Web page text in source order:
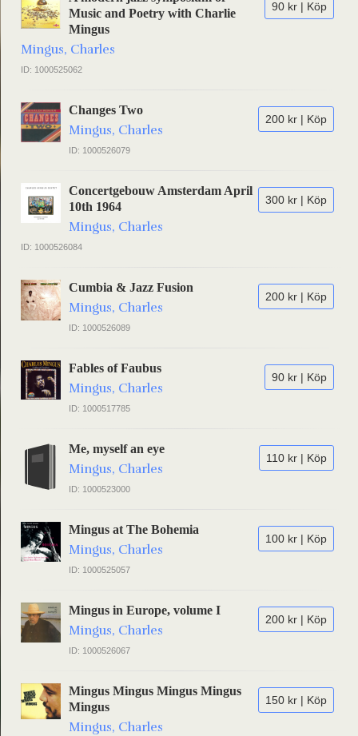
90 kr | Köp
Music and Poetry with Charlie
Mingus
Mingus, Charles
ID: 1000525062
200 kr | Köp
Changes Two
Mingus, Charles
ID: 1000526079
300 kr | Köp
Concertgebouw Amsterdam April
10th 1964
Mingus, Charles
ID: 1000526084
200 kr | Köp
Cumbia & Jazz Fusion
Mingus, Charles
ID: 1000526089
90 kr | Köp
Fables of Faubus
Mingus, Charles
ID: 1000517785
110 kr | Köp
Me, myself an eye
Mingus, Charles
ID: 1000523000
100 kr | Köp
Mingus at The Bohemia
Mingus, Charles
ID: 1000525057
200 kr | Köp
Mingus in Europe, volume I
Mingus, Charles
ID: 1000526067
150 kr | Köp
Mingus Mingus Mingus Mingus
Mingus
Mingus, Charles